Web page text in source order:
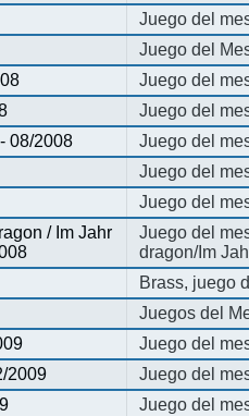
Juego del
Juego del
Juego del
Juego del
08/2008
Juego del
Juego del
Juego del
/ Im Jahr
Juego del
dragon/Im
Brass, juego
Juegos del
Juego del
2009
Juego del
Juego del